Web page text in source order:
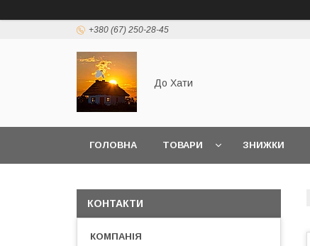
+380 (67) 250-28-45
До Хати
ГОЛОВНА ТОВАРИ ЗНИЖКИ
КОНТАКТИ